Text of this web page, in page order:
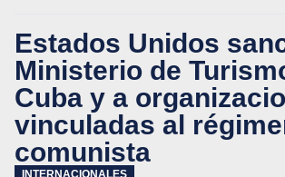
Estados Unidos
Ministerio de
Cuba y a
vinculadas al
comunista
INTERNACIONALES